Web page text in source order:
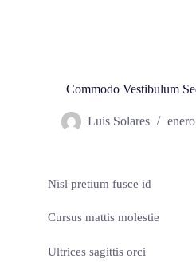
Commodo Vestibulum
Luis Solares
Nisl pretium fusce id
Cursus mattis molestie
Ultrices sagittis orci